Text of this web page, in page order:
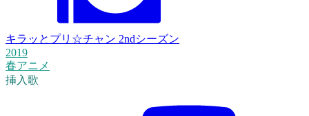
キラッとプリ☆チャン 2ndシーズン
2019
春アニメ
挿入歌